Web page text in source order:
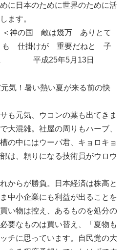
に日本のために世界のために活
ます。
神の国 敵は幾万 ありとて
仕掛けが 重要だねと 子
ま 平成25年5月13日
気！暑い熱い夏が来る前の快
も元気、ウコンの葉も出てきま
大混雑。社屋の周りもハーブ、
の中にはウーパ君、キョロキョ
は、頼りになる技術員がウロウ
からが勝負。日本経済は株高と
中小企業にも利益が出ることを
い物は控え、あるものを処分の
要なものは買い替え、「夏物も
チに思っています。自民党の大